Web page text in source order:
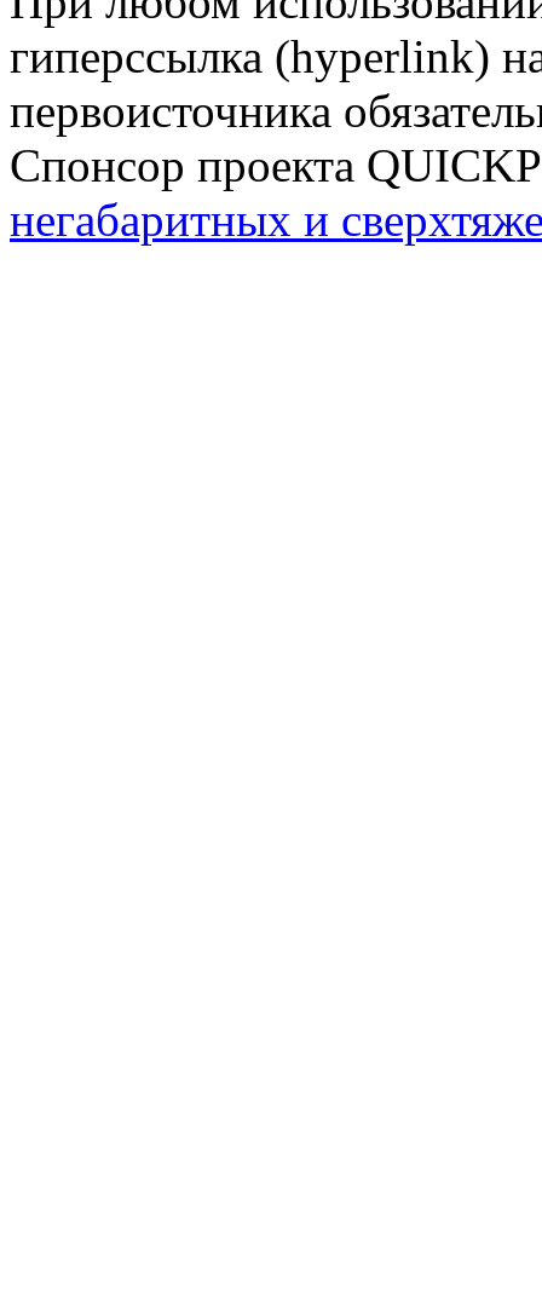
гиперссылка (hyperlink)
первоисточника
Спонсор проекта
негабаритных и